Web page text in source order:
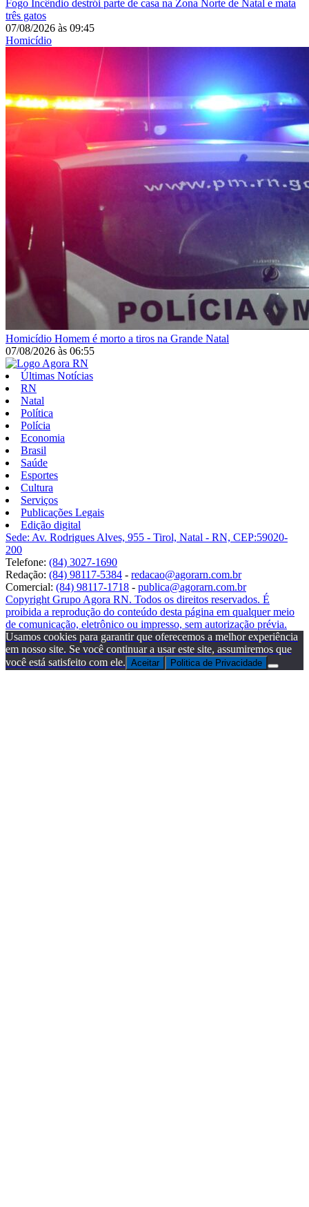
Fogo Incêndio destrói parte de casa na Zona Norte de Natal e mata
três gatos
07/08/2026 às 09:45
Homicídio
Homicídio Homem é morto a tiros na Grande Natal
07/08/2026 às 06:55
Últimas Notícias
RN
Natal
Política
Polícia
Economia
Brasil
Saúde
Esportes
Cultura
Serviços
Publicações Legais
Edição digital
Sede: Av. Rodrigues Alves, 955 - Tirol, Natal - RN, CEP:59020-
200
Telefone: (84) 3027-1690
Redação: (84) 98117-5384 - redacao@agorarn.com.br
Comercial: (84) 98117-1718 - publica@agorarn.com.br
Copyright Grupo Agora RN. Todos os direitos reservados. É
proibida a reprodução do conteúdo desta página em qualquer meio
de comunicação, eletrônico ou impresso, sem autorização prévia.
Usamos cookies para garantir que oferecemos a melhor experiência
em nosso site. Se você continuar a usar este site, assumiremos que
você está satisfeito com ele. Aceitar Politica de Privacidade